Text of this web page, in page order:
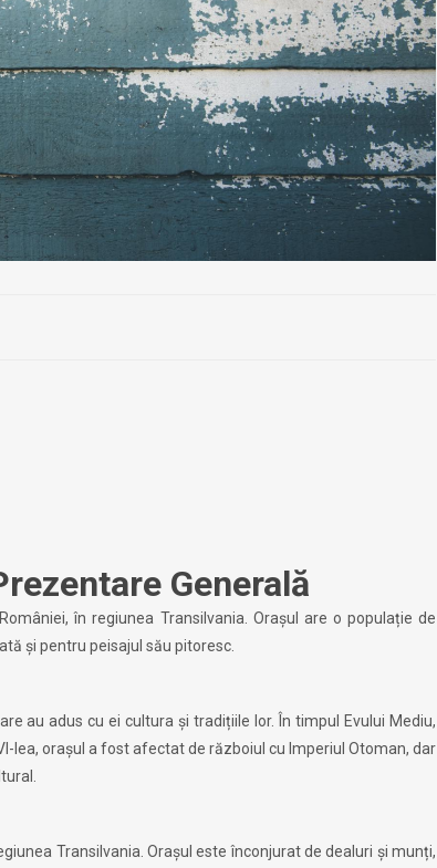
Generală
în regiunea Transilvania. Orașul are o populație de
și pentru peisajul său pitoresc.
au adus cu ei cultura și tradițiile lor. În timpul Evului Mediu,
lea, orașul a fost afectat de războiul cu Imperiul Otoman, dar
Transilvania. Orașul este înconjurat de dealuri și munți,